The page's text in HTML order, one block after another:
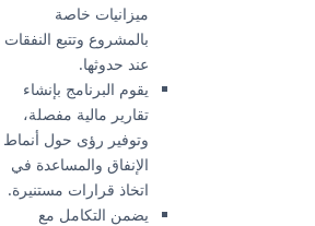
ميزانيات خاصة
بالمشروع وتتبع النفقات
عند حدوثها.
يقوم البرنامج بإنشاء
تقارير مالية مفصلة،
وتوفير رؤى حول أنماط
الإنفاق والمساعدة في
اتخاذ قرارات مستنيرة.
يضمن التكامل مع